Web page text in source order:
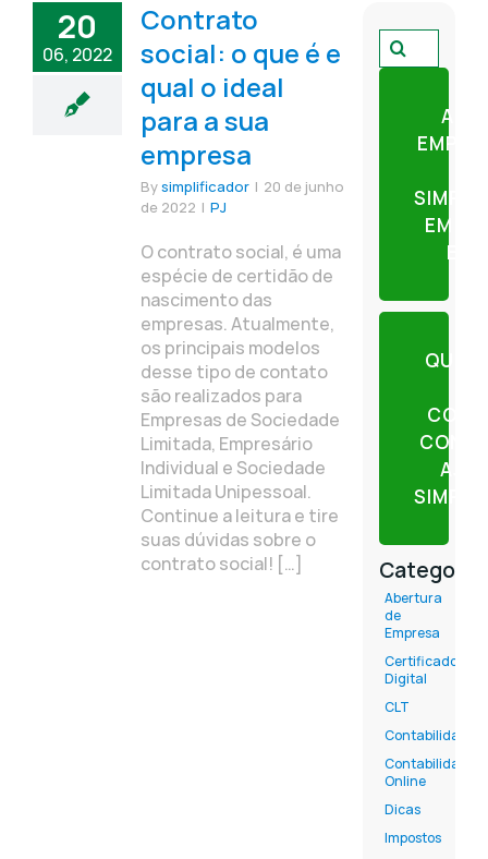
20
06, 2022
Contrato
social: o que é e
qual o ideal
para a sua
empresa
Bysimplificador | 20 de junho
de 2022 | PJ
O contrato social, é uma
espécie de certidão de
nascimento das
empresas. Atualmente,
os principais modelos
desse tipo de contato
são realizados para
Empresas de Sociedade
Limitada, Empresário
Individual e Sociedade
Limitada Unipessoal.
Continue a leitura e tire
suas dúvidas sobre o
contrato social! […]
Pesquisar
por:
EM
QUER
Abertura
de
Empresa
Certificado
Digital
CLT
Contabilidade
Contabilidade
Online
Dicas
Impostos